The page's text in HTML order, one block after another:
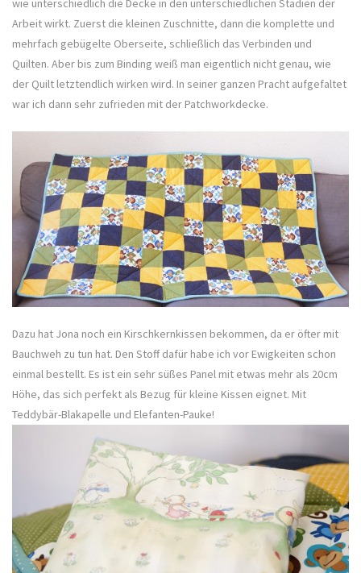
wie unterschiedlich die Decke in den unterschiedlichen Stadien der
Arbeit wirkt. Zuerst die kleinen Zuschnitte, dann die komplette und
mehrfach gebügelte Oberseite, schließlich das Verbinden und
Quilten. Aber bis zum Binding weiß man eigentlich nicht genau, wie
der Quilt letztendlich wirken wird. In seiner ganzen Pracht aufgefaltet
war ich dann sehr zufrieden mit der Patchworkdecke.
Dazu hat Jona noch ein Kirschkernkissen bekommen, da er öfter mit
Bauchweh zu tun hat. Den Stoff dafür habe ich vor Ewigkeiten schon
einmal bestellt. Es ist ein sehr süßes Panel mit etwas mehr als 20cm
Höhe, das sich perfekt als Bezug für kleine Kissen eignet. Mit
Teddybär-Blakapelle und Elefanten-Pauke!